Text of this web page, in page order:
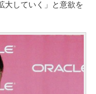
大していく」と意欲を